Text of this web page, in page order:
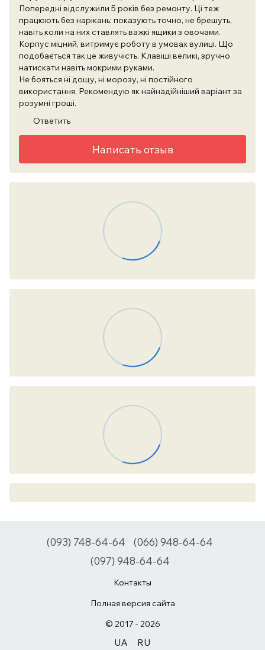
Попередні відслужили 5 років без ремонту. Ці теж
працюють без нарікань: показують точно, не брешуть,
навіть коли на них ставлять важкі ящики з овочами.
Корпус міцний, витримує роботу в умовах вулиці. Що
подобається так це живучість. Клавіші великі, зручно
натискати навіть мокрими руками.
Не бояться ні дощу, ні морозу, ні постійного
використання. Рекомендую як найнадійніший варіант за
розумні гроші.
Ответить
Написать отзыв
(093) 748-64-64
(066) 948-64-64
(097) 948-64-64
Контакты
Полная версия сайта
© 2017 - 2026
UA RU